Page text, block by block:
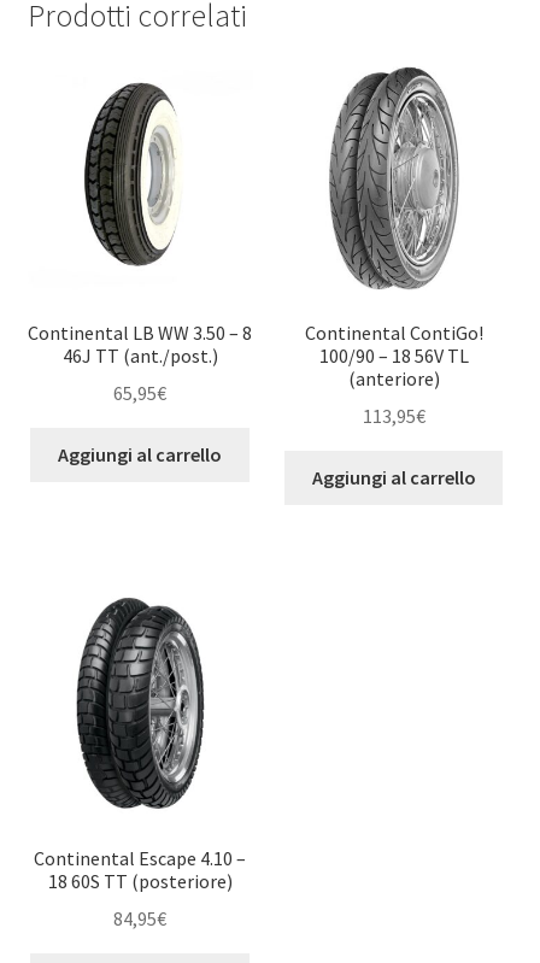
Prodotti correlati
Continental LB WW 3.50 – 8
46J TT (ant./post.)
65,95€
Aggiungi al carrello
Continental ContiGo!
100/90 – 18 56V TL
(anteriore)
113,95€
Aggiungi al carrello
Continental Escape 4.10 –
18 60S TT (posteriore)
84,95€